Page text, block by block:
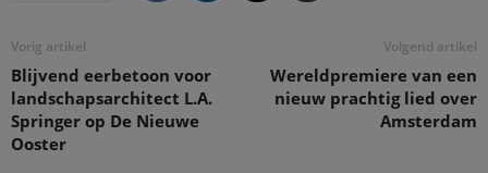
Vorig artikel
Blijvend eerbetoon voor
landschapsarchitect L.A.
Springer op De Nieuwe
Ooster
Volgend artikel
Wereldpremiere van een
nieuw prachtig lied over
Amsterdam